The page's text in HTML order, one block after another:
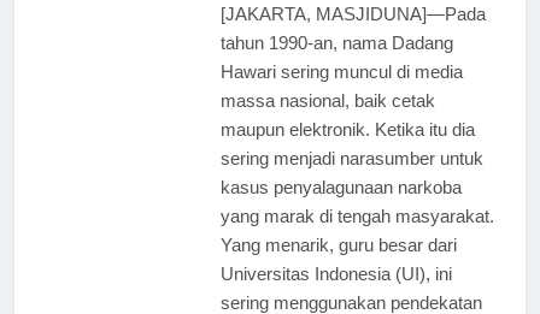
[JAKARTA, MASJIDUNA]—Pada
tahun 1990-an, nama Dadang
Hawari sering muncul di media
massa nasional, baik cetak
maupun elektronik. Ketika itu dia
sering menjadi narasumber untuk
kasus penyalagunaan narkoba
yang marak di tengah masyarakat.
Yang menarik, guru besar dari
Universitas Indonesia (UI), ini
sering menggunakan pendekatan